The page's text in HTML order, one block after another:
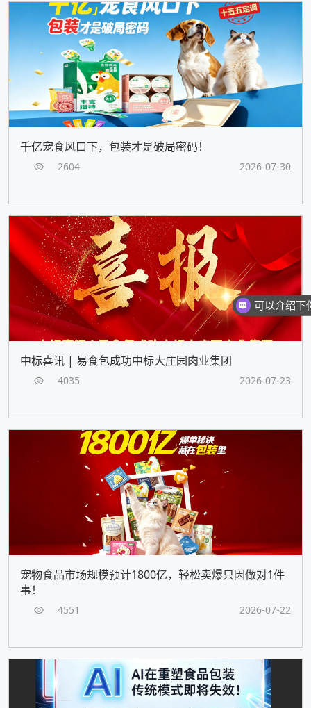
千亿宠食风口下，包装才是破局密码！
2604 2026-07-30
中标喜讯 | 易食包成功中标大庄园肉业集团
4035 2026-07-23
宠物食品市场规模预计1800亿，轻松卖爆只因做对1件
事！
4551 2026-07-22